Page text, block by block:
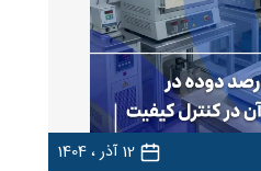
12 آذر ، 1404